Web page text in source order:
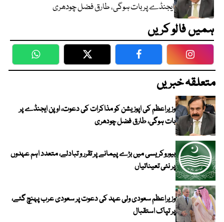
ایجنڈے پر بات ہوگی، طارق فضل چودھری
ہمیں فالو کریں
WhatsApp Twitter Facebook
متعلقہ خبریں
وزیراعظم کی اپوزیشن کو مذاکرات کی دعوت، اوپن ایجنڈے پر
بات ہوگی، طارق فضل چودھری
بیوروکریسی میں بڑے پیمانے پر تقرر و تبادلے، متعدد اہم عہدوں
پر نئی تعیناتیاں
وزیراعظم سعودی ولی عہد کی دعوت پر سعودی عرب پہنچ گئے،
پر تپاک استقبال